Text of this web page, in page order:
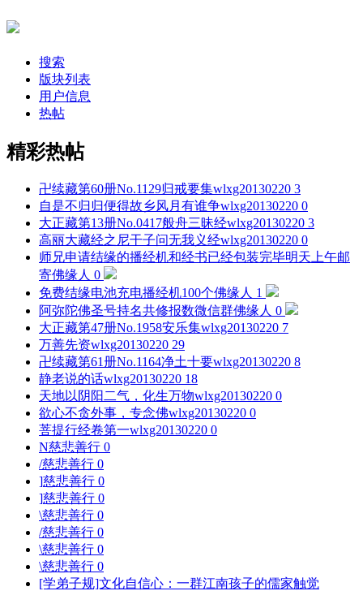
搜索
版块列表
用户信息
热帖
精彩热帖
卍续藏第60册No.1129归戒要集wlxg20130220 3
自是不归归便得故乡风月有谁争wlxg20130220 0
大正藏第13册No.0417般舟三昧经wlxg20130220 3
高丽大藏经之尼干子问无我义经wlxg20130220 0
师兄申请结缘的播经机和经书已经包装完毕明天上午邮
寄佛缘人 0
免费结缘电池充电播经机100个佛缘人 1
阿弥陀佛圣号持名共修报数微信群佛缘人 0
大正藏第47册No.1958安乐集wlxg20130220 7
万善先资wlxg20130220 29
卍续藏第61册No.1164净土十要wlxg20130220 8
静老说的话wlxg20130220 18
天地以阴阳二气，化生万物wlxg20130220 0
欲心不贪外事，专念佛wlxg20130220 0
菩提行经卷第一wlxg20130220 0
N慈悲善行 0
/慈悲善行 0
]慈悲善行 0
]慈悲善行 0
\慈悲善行 0
/慈悲善行 0
\慈悲善行 0
\慈悲善行 0
[学弟子规]文化自信心：一群江南孩子的儒家触觉